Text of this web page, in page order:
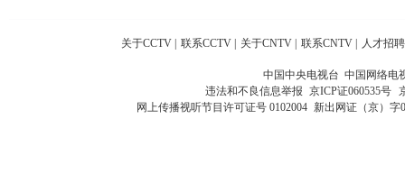
关于CCTV 联系CCTV 关于CNTV 联系CNTV 人才招聘
中国中央电视台 中国网络电
违法和不良信息举报 京ICP证060535号
网上传播视听节目许可证号 0102004 新出网证（京）